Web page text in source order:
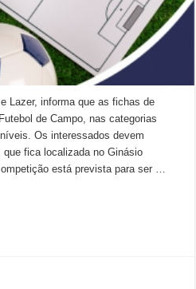
Lazer, informa que as fichas de
de Campo, nas categorias
Os interessados devem
fica localizada no Ginásio
está prevista para ser …